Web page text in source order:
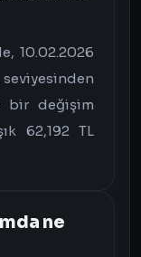
10.02.2026
bir değişim
62,192 TL
ne